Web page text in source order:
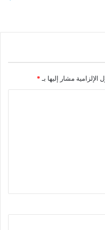
الإلزامية مشار إليها بـ *